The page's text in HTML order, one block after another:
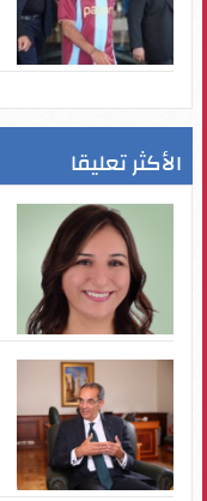
الأكثر تعليقا